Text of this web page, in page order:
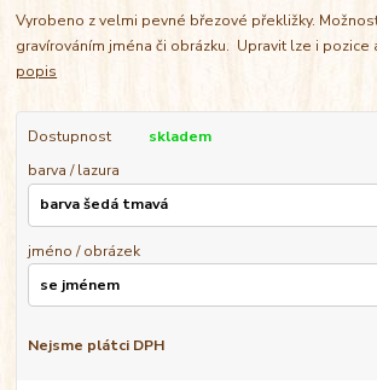
Vyrobeno z velmi pevné březové překližky.
gravírováním jména či obrázku. Upravit lze i pozice
popis
Dostupnost
skladem
barva / lazura
jméno / obrázek
Nejsme plátci DPH